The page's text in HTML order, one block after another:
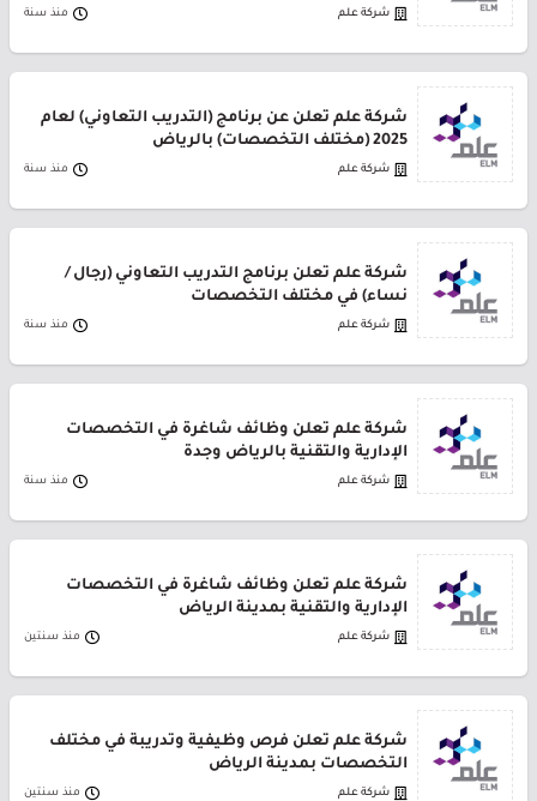
شركة علم منذ سنة
شركة علم تعلن عن برنامج (التدريب التعاوني) لعام
2025 (مختلف التخصصات) بالرياض
شركة علم منذ سنة
شركة علم تعلن برنامج التدريب التعاوني (رجال /
نساء) في مختلف التخصصات
شركة علم منذ سنة
شركة علم تعلن وظائف شاغرة في التخصصات
الإدارية والتقنية بالرياض وجدة
شركة علم منذ سنة
شركة علم تعلن وظائف شاغرة في التخصصات
الإدارية والتقنية بمدينة الرياض
شركة علم منذ سنتين
شركة علم تعلن فرص وظيفية وتدريبة في مختلف
التخصصات بمدينة الرياض
شركة علم منذ سنتين